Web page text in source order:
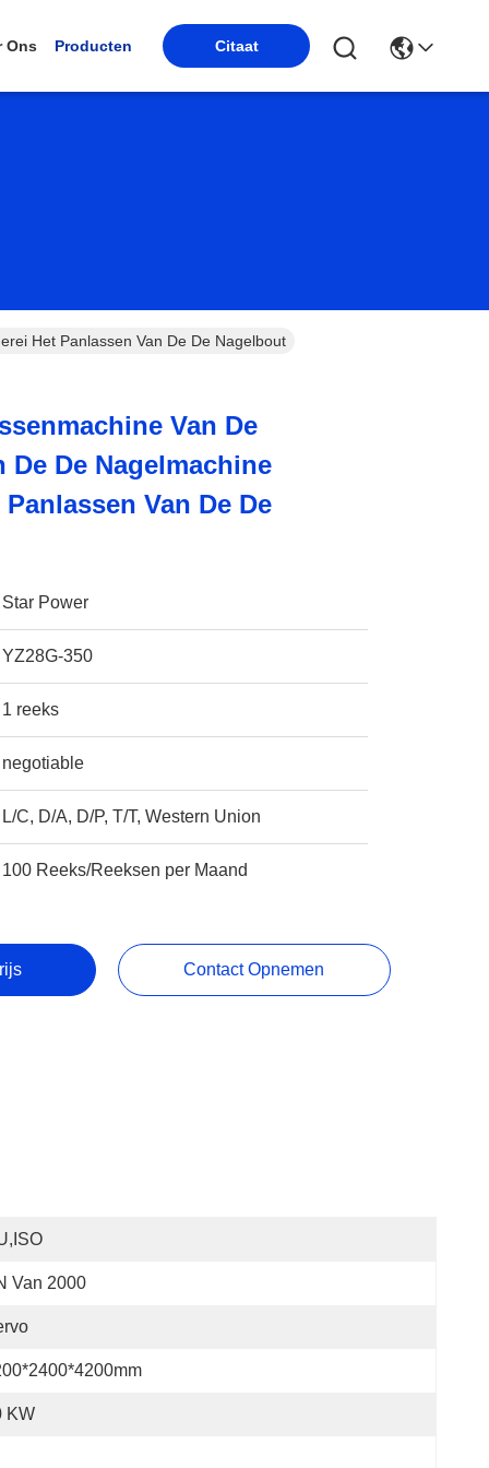
Ons Producten Citaat
Het Panlassen Van De De Nagelbout
Van De
De De Nagelmachine
Van De De
Star Power
YZ28G-350
1 reeks
negotiable
L/C, D/A, D/P, T/T, Western Union
100 Reeks/Reeksen per Maand
Contact Opnemen
Van 2000
KW